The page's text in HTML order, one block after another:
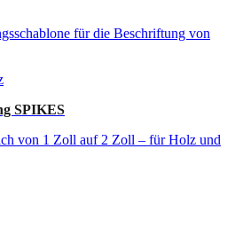
SPIKES
von 1 Zoll auf 2 Zoll – für Holz und